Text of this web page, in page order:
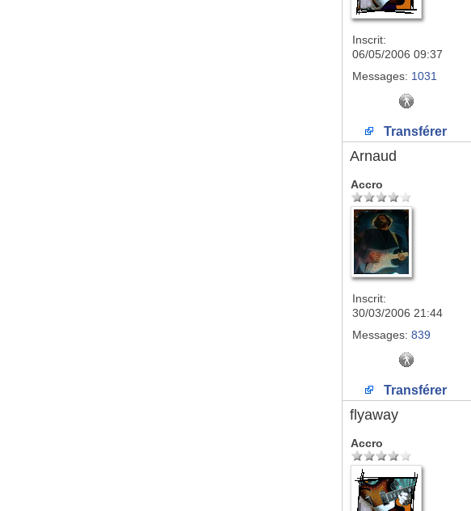
Inscrit:
06/05/2006 09:37
Messages: 1031
Transférer
Arnaud
Accro
Inscrit:
30/03/2006 21:44
Messages: 839
Transférer
flyaway
Accro